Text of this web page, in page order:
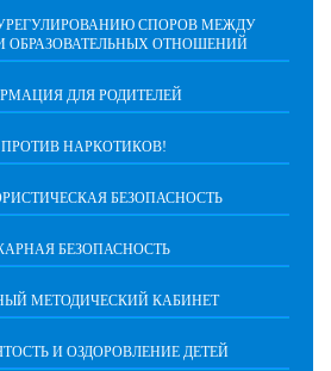
СПОРОВ МЕЖДУ
ОБРАЗОВАТЕЛЬНЫХ ОТНОШЕНИЙ
ДЛЯ РОДИТЕЛЕЙ
НАРКОТИКОВ!
БЕЗОПАСНОСТЬ
БЕЗОПАСНОСТЬ
МЕТОДИЧЕСКИЙ КАБИНЕТ
И ОЗДОРОВЛЕНИЕ ДЕТЕЙ